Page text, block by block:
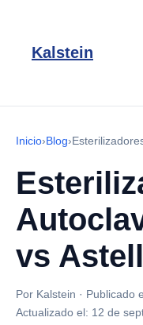
Kalstein
Inicio›Blog›
vs Astell
Por Kalstein · Publicado
Actualizado el: 12 de